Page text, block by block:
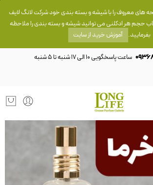
های معروف را با شیشه و بسته بندی خود شرکت لانگ لایف
حجم هر ادکلنی می توانید شیشه و بسته بندی را ملاحظه
بفرمایید. آموزش خرید از سایت